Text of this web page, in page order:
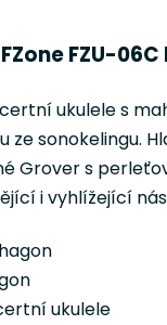
FZU-
ukulele s
ze sonokelingu.
Grover s
i vyhlížející
ukulele